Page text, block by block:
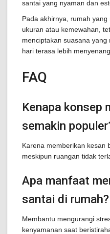
santai yang nyaman dan
Pada akhirnya, rumah
ukuran atau kemewahan,
menciptakan suasana
hari terasa lebih
FAQ
Kenapa konsep
semakin
Karena memberikan kesan
meskipun ruangan tidak
Apa manfaat
santai di rumah?
Membantu mengurangi
kenyamanan saat